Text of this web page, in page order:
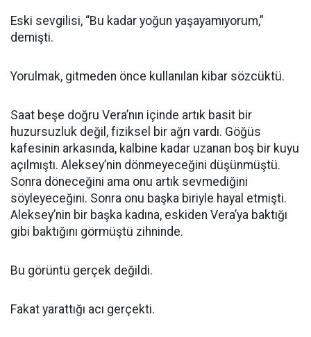
Eski sevgilisi, “Bu kadar yoğun yaşayamıyorum,”
demişti.
Yorulmak, gitmeden önce kullanılan kibar sözcüktü.
Saat beşe doğru Vera’nın içinde artık basit bir
huzursuzluk değil, fiziksel bir ağrı vardı. Göğüs
kafesinin arkasında, kalbine kadar uzanan boş bir kuyu
açılmıştı. Aleksey’nin dönmeyeceğini düşünmüştü.
Sonra döneceğini ama onu artık sevmediğini
söyleyeceğini. Sonra onu başka biriyle hayal etmişti.
Aleksey’nin bir başka kadına, eskiden Vera’ya baktığı
gibi baktığını görmüştü zihninde.
Bu görüntü gerçek değildi.
Fakat yarattığı acı gerçekti.